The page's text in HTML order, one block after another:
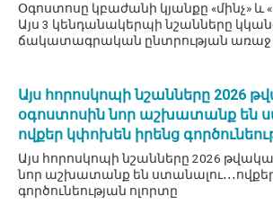
Օգոստոսը կբաժանի կյանքը «մինչ» և
Այս 3 կենդանակերպի նշանները
ճակատագրական ընտրության առաջ
Այս հորոսկոպի նշանները 2026
օգոստոսին նոր աշխատանք են
ովքեր կփոխեն իրենց
Այս հորոսկոպի նշանները 2026
նոր աշխատանք են
գործունեության ոլորտը